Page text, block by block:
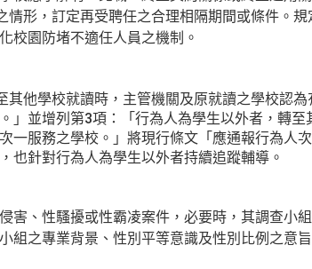
形，訂定再受聘任之合理相隔期間或條件。
校園防堵不適任人員之機制。
他學校就讀時，主管機關及原就讀之學校認為
」並增列第3項：「行為人為學生以外者，轉至
服務之學校。」將現行條文「應通報行為人次
也針對行為人為學生以外者持續追蹤輔導。
害、性騷擾或性霸凌案件，必要時，其調查小
組之專業背景、性別平等意識及性別比例之意